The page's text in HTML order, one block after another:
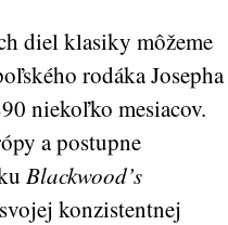
diel klasiky môžeme
rodáka Josepha
niekoľko mesiacov.
a postupne
Blackwood’s
konzistentnej